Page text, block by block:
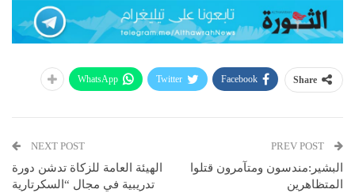
Share
Facebook
Twitter
WhatsApp
البشير:مندسون ومتآمرون قتلوا
المتظاهرين
NEXT POST
الهيئة العامة للزكاة تدشن دورة
تدريبية في مجال “السكرتارية